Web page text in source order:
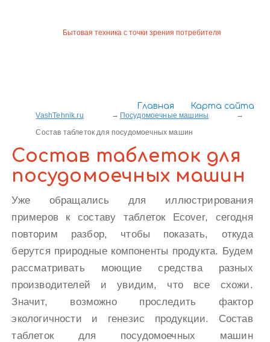
Главная Карта сайта
Бытовая техника с точки зрения потребителя
VashTehnik.ru
Посудомоечные машины
Состав таблеток для посудомоечных машин
Состав таблеток для
посудомоечных машин
Уже обращались для иллюстрирования
примеров к составу таблеток Ecover, сегодня
повторим разбор, чтобы показать, откуда
берутся природные компоненты продукта. Будем
рассматривать моющие средства разных
производителей и увидим, что все схожи.
Значит, возможно проследить фактор
экологичности и генезис продукции. Состав
таблеток для посудомоечных машин